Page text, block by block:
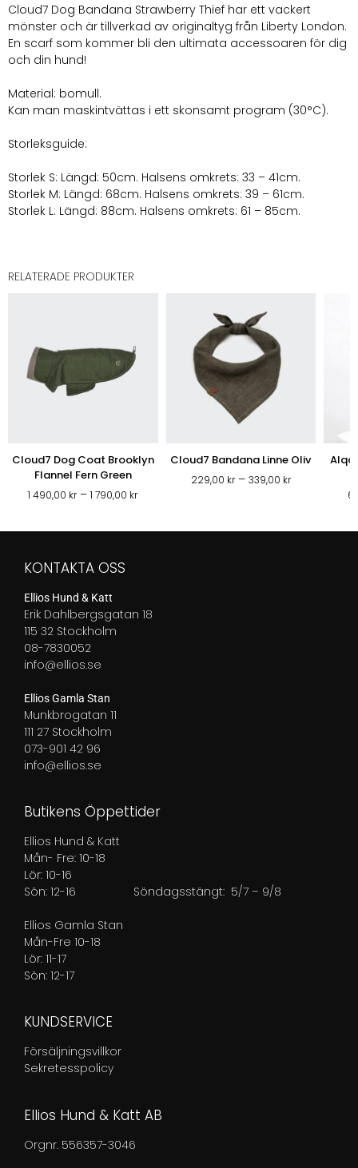
Cloud7 Dog Bandana Strawberry Thief har ett vackert
mönster och är tillverkad av originaltyg från Liberty London.
En scarf som kommer bli den ultimata accessoaren för dig
och din hund!
Material: bomull.
Kan man maskintvättas i ett skonsamt program (30°C).
Storleksguide:
Storlek S: Längd: 50cm. Halsens omkrets: 33 – 41cm.
Storlek M: Längd: 68cm. Halsens omkrets: 39 – 61cm.
Storlek L: Längd: 88cm. Halsens omkrets: 61 – 85cm.
RELATERADE PRODUKTER
Cloud7 Dog Coat Brooklyn
Flannel Fern Green
1 490,00 kr – 1 790,00 krPrisintervall:
Cloud7 Bandana Linne Oliv
229,00 kr – 339,00 krPrisintervall:
339,00 kr
Alqo
KONTAKTA OSS
Ellios Hund & Katt
Erik Dahlbergsgatan 18
115 32 Stockholm
08-7830052
info@ellios.se
Ellios Gamla Stan
Munkbrogatan 11
111 27 Stockholm
073-901 42 96
info@ellios.se
Butikens Öppettider
Ellios Hund & Katt
Mån- Fre: 10-18
Lör: 10-16
Sön: 12-16 Söndagsstängt: 5/7 – 9/8
Ellios Gamla Stan
Mån-Fre 10-18
Lör: 11-17
Sön: 12-17
KUNDSERVICE
Försäljningsvillkor
Sekretesspolicy
Ellios Hund & Katt AB
Orgnr. 556357-3046